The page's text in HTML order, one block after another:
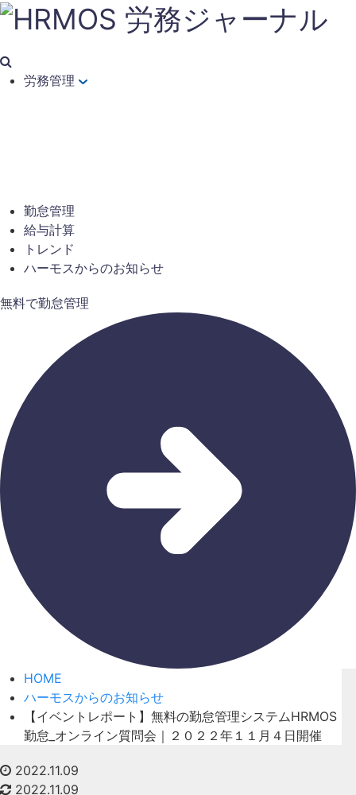
労務管理
勤怠管理
給与計算
トレンド
ハーモスからのお知らせ
無料で勤怠管理
HOME
ハーモスからのお知らせ
【イベントレポート】無料の勤怠管理システムHRMOS
勤怠_オンライン質問会｜２０２２年１１月４日開催
2022.11.09
2022.11.09